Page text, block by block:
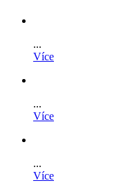
...
Více
...
Více
...
Více